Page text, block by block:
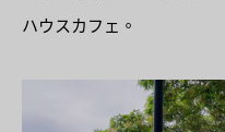
ハウスカフェ。